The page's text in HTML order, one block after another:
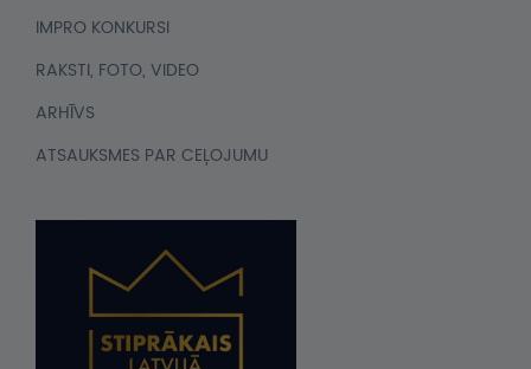
IMPRO KONKURSI
RAKSTI, FOTO, VIDEO
ARHĪVS
ATSAUKSMES PAR CEĻOJUMU